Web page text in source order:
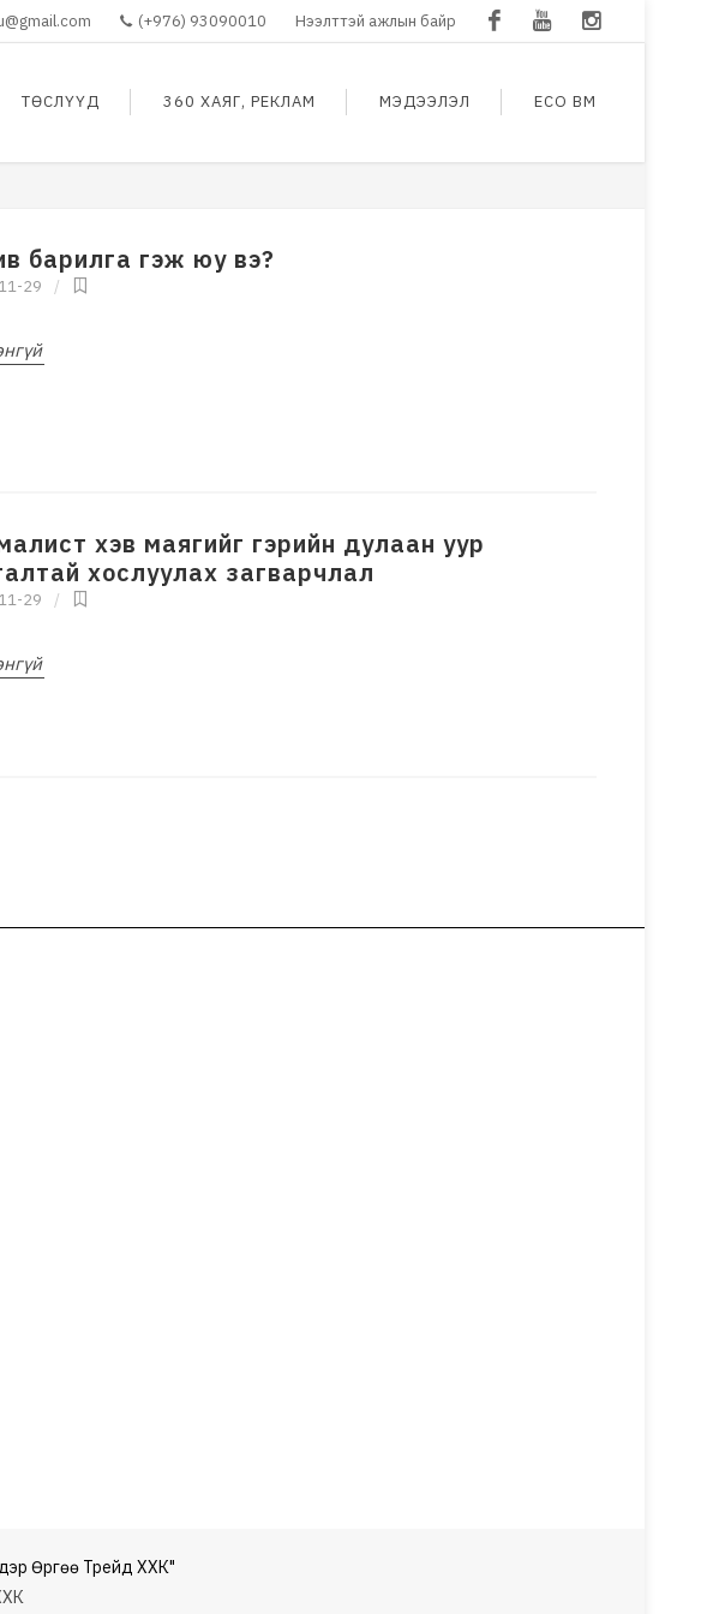
(+976) 93090010 Нээлттэй ажлын байр
ТӨСЛҮҮД 360 ХАЯГ, РЕКЛАМ МЭДЭЭЛЭЛ ECO BM
барилга гэж юу вэ?
29
хэв маягийг гэрийн дулаан уур
хослуулах загварчлал
29
Өргөө Трейд ХХК"